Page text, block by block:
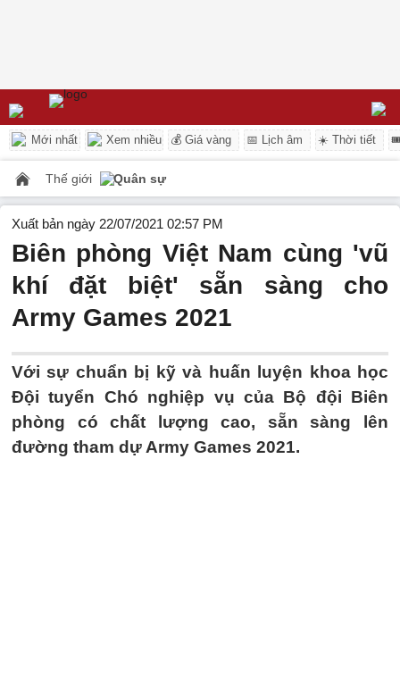
Mới nhất Xem nhiều 💰 Giá vàng 📅 Lịch âm ☀️ Thời tiết
Thế giới Quân sự
Xuất bản ngày 22/07/2021 02:57 PM
Biên phòng Việt Nam cùng 'vũ
khí đặt biệt' sẵn sàng cho
Army Games 2021
Với sự chuẩn bị kỹ và huấn luyện khoa học
Đội tuyển Chó nghiệp vụ của Bộ đội Biên
phòng có chất lượng cao, sẵn sàng lên
đường tham dự Army Games 2021.